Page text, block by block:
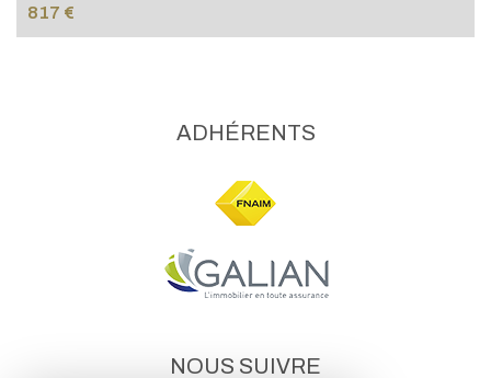
817 €
NOUS SUIVRE
ADHÉRENTS